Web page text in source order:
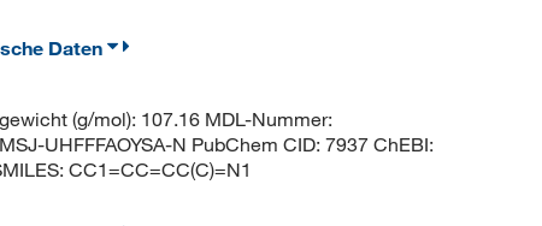
Daten
(g/mol): 107.16 MDL-Nummer:
UHFFFAOYSA-N PubChem CID: 7937 ChEBI:
CC1=CC=CC(C)=N1